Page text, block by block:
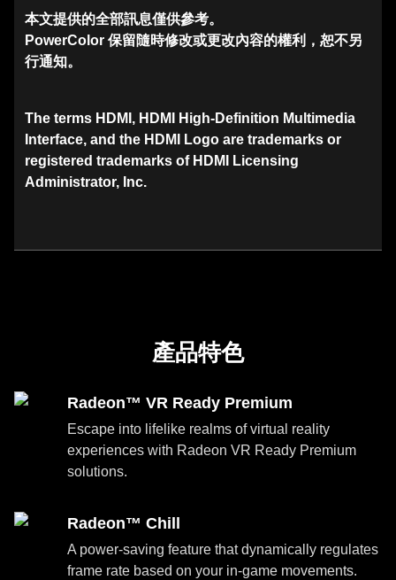
本文提供的全部訊息僅供參考。
PowerColor 保留隨時修改或更改內容的權利，恕不另
行通知。
The terms HDMI, HDMI High-Definition Multimedia
Interface, and the HDMI Logo are trademarks or
registered trademarks of HDMI Licensing
Administrator, Inc.
產品特色
Radeon™ VR Ready Premium
Escape into lifelike realms of virtual reality
experiences with Radeon VR Ready Premium
solutions.
Radeon™ Chill
A power-saving feature that dynamically regulates
frame rate based on your in-game movements.